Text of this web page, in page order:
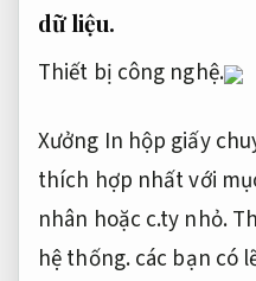
dữ liệu.
Thiết bị công nghệ.
Xưởng In hộp giấy
thích hợp nhất với
nhân hoặc c.ty nhỏ.
hệ thống.các bạn có